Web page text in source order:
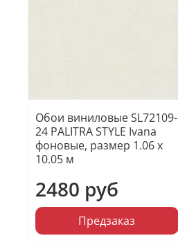
Обои виниловые SL72109-
24 PALITRA STYLE Ivana
фоновые, размер 1.06 х
10.05 м
2480 руб
Предзаказ